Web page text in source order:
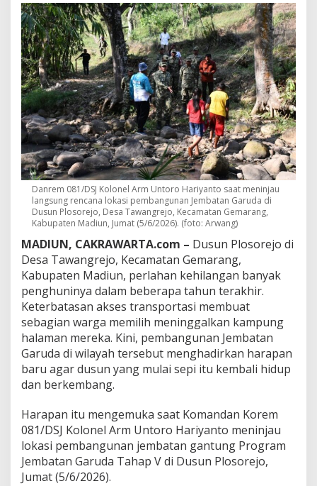
u
d
a
D
i
b
a
n
g
u
n
,
D
u
s
u
n
P
o
s
o
r
e
j
o
y
a
n
g
a
n
S
e
p
Danrem 081/DSJ Kolonel Arm Untoro Hariyanto saat meninjau
langsung rencana lokasi pembangunan Jembatan Garuda di
Dusun Plosorejo, Desa Tawangrejo, Kecamatan Gemarang,
Kabupaten Madiun, Jumat (5/6/2026). (foto: Arwang)
MADIUN, CAKRAWARTA.com – Dusun Plosorejo di
Desa Tawangrejo, Kecamatan Gemarang,
Kabupaten Madiun, perlahan kehilangan banyak
penghuninya dalam beberapa tahun terakhir.
Keterbatasan akses transportasi membuat
sebagian warga memilih meninggalkan kampung
halaman mereka. Kini, pembangunan Jembatan
Garuda di wilayah tersebut menghadirkan harapan
baru agar dusun yang mulai sepi itu kembali hidup
dan berkembang.
Harapan itu mengemuka saat Komandan Korem
081/DSJ Kolonel Arm Untoro Hariyanto meninjau
lokasi pembangunan jembatan gantung Program
Jembatan Garuda Tahap V di Dusun Plosorejo,
Jumat (5/6/2026).